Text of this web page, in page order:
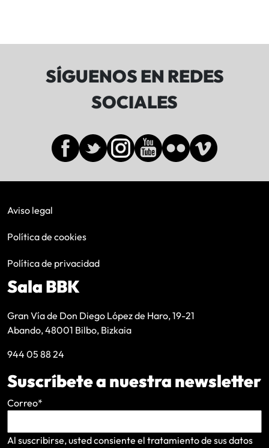
SÍGUENOS EN REDES
SOCIALES
Aviso legal
Política de cookies
Política de privacidad
Sala BBK
Gran Vía de Don Diego López de Haro, 19-21
Abando, 48001 Bilbo, Bizkaia
944 05 88 24
Suscríbete a nuestra newsletter
Correo*
Al suscribirse, usted consiente el tratamiento de sus datos